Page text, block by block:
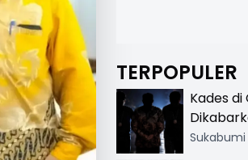
TERPOPULER
Kades di
Sukabumi